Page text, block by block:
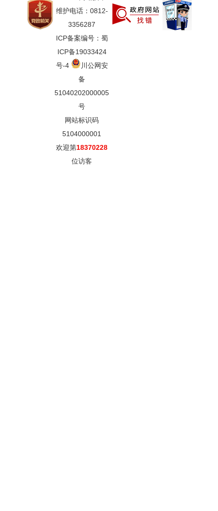
维护电话：0812-
3356287
ICP备案编号：蜀
ICP备19033424
号-4
川公网安
备
51040202000005
号
网站标识码
5104000001
欢迎第18370228
位访客